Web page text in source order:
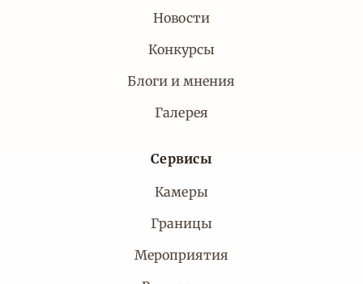
Новости
Конкурсы
Блоги и мнения
Галерея
Сервисы
Камеры
Границы
Мероприятия